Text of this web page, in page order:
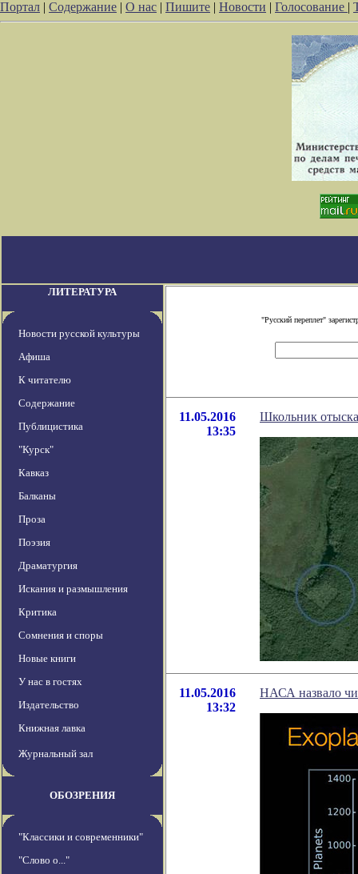
Портал | Содержание | О нас | Пишите | Новости | Голосование |
ЛИТЕРАТУРА
Новости русской культуры
Афиша
К читателю
Содержание
Публицистика
"Курск"
Кавказ
Балканы
Проза
Поэзия
Драматургия
Искания и размышления
Критика
Сомнения и споры
Новые книги
У нас в гостях
Издательство
Книжная лавка
Журнальный зал
ОБОЗРЕНИЯ
"Классики и современники"
"Слово о..."
"Русский переплет"
11.05.2016
13:35
Школьник
11.05.2016
13:32
НАСА назвало